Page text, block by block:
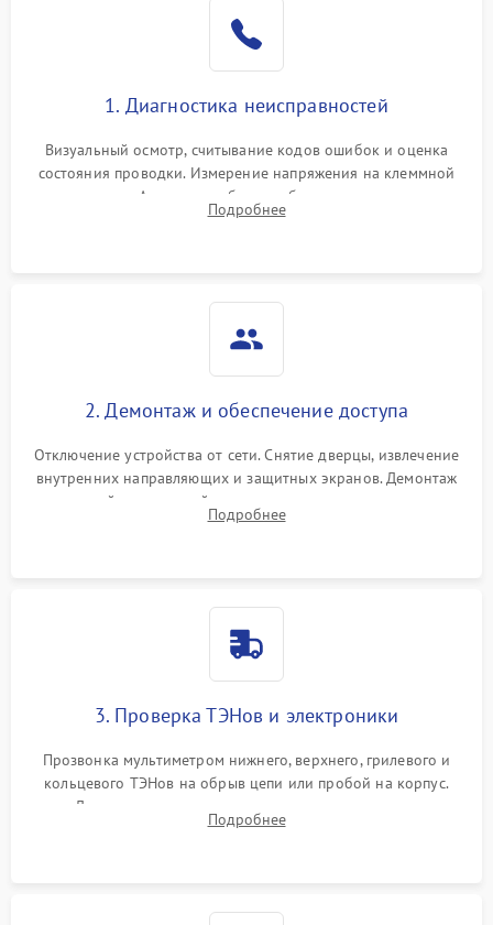
1. Диагностика неисправностей
Визуальный осмотр, считывание кодов ошибок и оценка
состояния проводки. Измерение напряжения на клеммной
колодке. Анализ жалоб на проблемы с нагревом,
конвекцией, панелью управления или блокировкой дверцы.
Подробнее
2. Демонтаж и обеспечение доступа
Отключение устройства от сети. Снятие дверцы, извлечение
внутренних направляющих и защитных экранов. Демонтаж
задней или верхней панели для прямого доступа к
нагревательным элементам, плате и вентиляторам.
Подробнее
3. Проверка ТЭНов и электроники
Прозвонка мультиметром нижнего, верхнего, грилевого и
кольцевого ТЭНов на обрыв цепи или пробой на корпус.
Диагностика термостата, датчиков температуры,
переключателя режимов и мотора конвекции.
Подробнее